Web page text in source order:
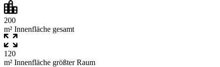
200
m² Innenfläche gesamt
120
m² Innenfläche größter Raum